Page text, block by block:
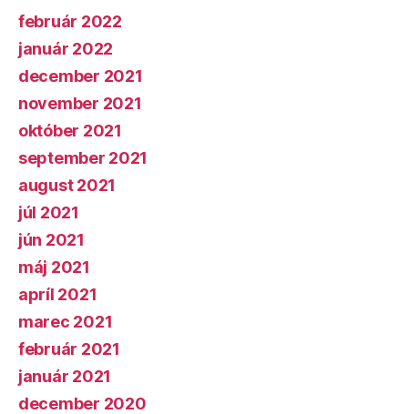
február 2022
január 2022
december 2021
november 2021
október 2021
september 2021
august 2021
júl 2021
jún 2021
máj 2021
apríl 2021
marec 2021
február 2021
január 2021
december 2020